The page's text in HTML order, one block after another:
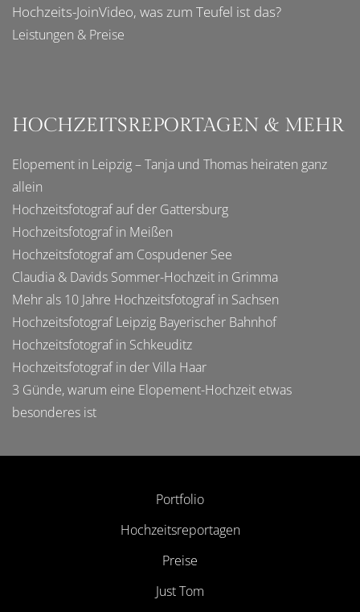
Hochzeits-JoinVideo, was zum Teufel ist das?
Leistungen & Preise
HOCHZEITSREPORTAGEN & MEHR
Elopement in Leipzig – Tanja und Thomas heiraten ganz
allein
Hochzeitsfotograf auf der Gattersburg
Hochzeitsfotograf in Meißen
Hochzeitsfotograf am Cospudener See
Claudia & Davids Sommer-Hochzeit in Grimma
Mehr als 10 Jahre Hochzeitsfotograf in Sachsen
Hochzeitsfotograf Leipzig Bayerischer Bahnhof
Hochzeitsfotograf in Schkeuditz
Hochzeitsfotograf in der Villa Haar
3 Günde, warum eine Elopement-Hochzeit etwas
besonderes ist
Portfolio
Hochzeitsreportagen
Preise
Just Tom